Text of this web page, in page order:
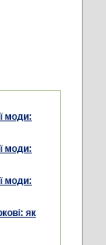
моди:
моди:
моди:
як